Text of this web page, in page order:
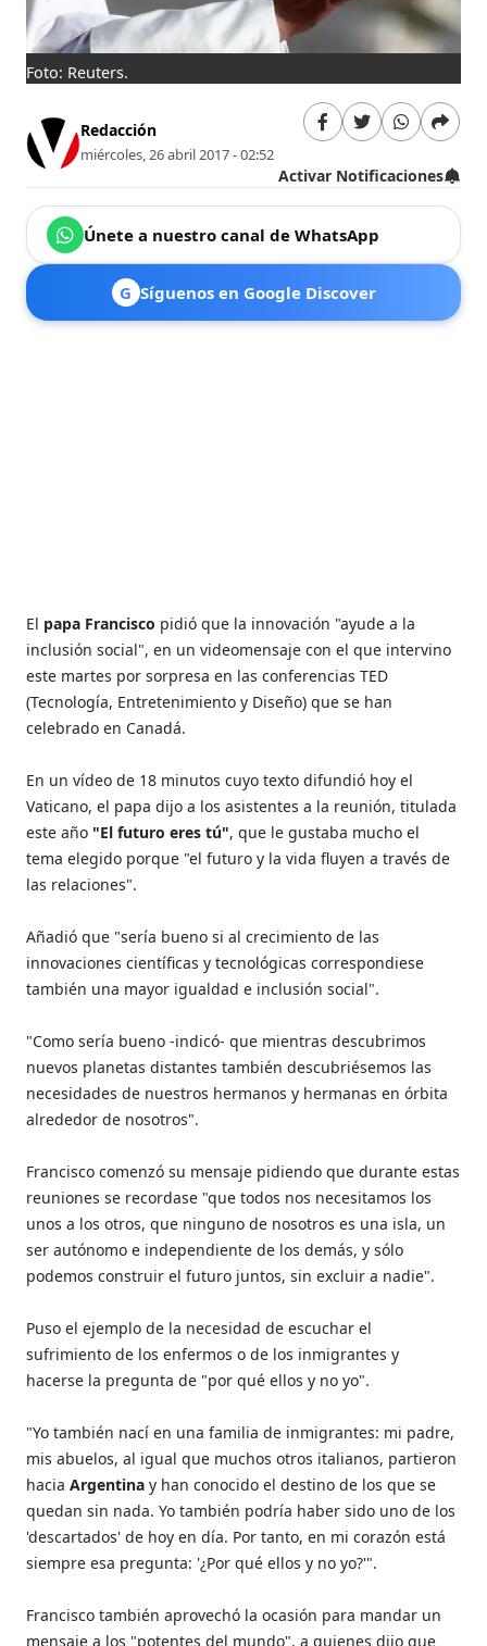
Foto: Reuters.
Redacción
miércoles, 26 abril 2017 - 02:52
Activar Notificaciones
Únete a nuestro canal de WhatsApp
G Síguenos en Google Discover
El papa Francisco pidió que la innovación "ayude a la
inclusión social", en un videomensaje con el que intervino
este martes por sorpresa en las conferencias TED
(Tecnología, Entretenimiento y Diseño) que se han
celebrado en Canadá.
En un vídeo de 18 minutos cuyo texto difundió hoy el
Vaticano, el papa dijo a los asistentes a la reunión, titulada
este año "El futuro eres tú", que le gustaba mucho el
tema elegido porque "el futuro y la vida fluyen a través de
las relaciones".
Añadió que "sería bueno si al crecimiento de las
innovaciones científicas y tecnológicas correspondiese
también una mayor igualdad e inclusión social".
"Como sería bueno -indicó- que mientras descubrimos
nuevos planetas distantes también descubriésemos las
necesidades de nuestros hermanos y hermanas en órbita
alrededor de nosotros".
Francisco comenzó su mensaje pidiendo que durante estas
reuniones se recordase "que todos nos necesitamos los
unos a los otros, que ninguno de nosotros es una isla, un
ser autónomo e independiente de los demás, y sólo
podemos construir el futuro juntos, sin excluir a nadie".
Puso el ejemplo de la necesidad de escuchar el
sufrimiento de los enfermos o de los inmigrantes y
hacerse la pregunta de "por qué ellos y no yo".
"Yo también nací en una familia de inmigrantes: mi padre,
mis abuelos, al igual que muchos otros italianos, partieron
haciaArgentina y han conocido el destino de los que se
quedan sin nada. Yo también podría haber sido uno de los
'descartados' de hoy en día. Por tanto, en mi corazón está
siempre esa pregunta: '¿Por qué ellos y no yo?'".
Francisco también aprovechó la ocasión para mandar un
mensaje a los "potentes del mundo", a quienes dijo que